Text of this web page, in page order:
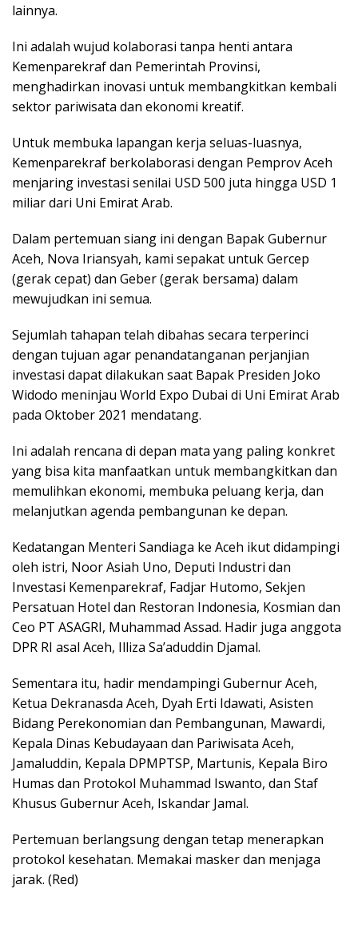
lainnya.
Ini adalah wujud kolaborasi tanpa henti antara
Kemenparekraf dan Pemerintah Provinsi,
menghadirkan inovasi untuk membangkitkan kembali
sektor pariwisata dan ekonomi kreatif.
Untuk membuka lapangan kerja seluas-luasnya,
Kemenparekraf berkolaborasi dengan Pemprov Aceh
menjaring investasi senilai USD 500 juta hingga USD 1
miliar dari Uni Emirat Arab.
Dalam pertemuan siang ini dengan Bapak Gubernur
Aceh, Nova Iriansyah, kami sepakat untuk Gercep
(gerak cepat) dan Geber (gerak bersama) dalam
mewujudkan ini semua.
Sejumlah tahapan telah dibahas secara terperinci
dengan tujuan agar penandatanganan perjanjian
investasi dapat dilakukan saat Bapak Presiden Joko
Widodo meninjau World Expo Dubai di Uni Emirat Arab
pada Oktober 2021 mendatang.
Ini adalah rencana di depan mata yang paling konkret
yang bisa kita manfaatkan untuk membangkitkan dan
memulihkan ekonomi, membuka peluang kerja, dan
melanjutkan agenda pembangunan ke depan.
Kedatangan Menteri Sandiaga ke Aceh ikut didampingi
oleh istri, Noor Asiah Uno, Deputi Industri dan
Investasi Kemenparekraf, Fadjar Hutomo, Sekjen
Persatuan Hotel dan Restoran Indonesia, Kosmian dan
Ceo PT ASAGRI, Muhammad Assad. Hadir juga anggota
DPR RI asal Aceh, Illiza Sa’aduddin Djamal.
Sementara itu, hadir mendampingi Gubernur Aceh,
Ketua Dekranasda Aceh, Dyah Erti Idawati, Asisten
Bidang Perekonomian dan Pembangunan, Mawardi,
Kepala Dinas Kebudayaan dan Pariwisata Aceh,
Jamaluddin, Kepala DPMPTSP, Martunis, Kepala Biro
Humas dan Protokol Muhammad Iswanto, dan Staf
Khusus Gubernur Aceh, Iskandar Jamal.
Pertemuan berlangsung dengan tetap menerapkan
protokol kesehatan. Memakai masker dan menjaga
jarak. (Red)